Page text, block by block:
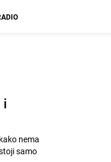
i
nema
samo